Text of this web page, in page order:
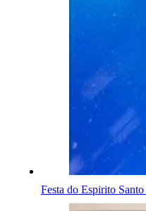
Festa do Espirito